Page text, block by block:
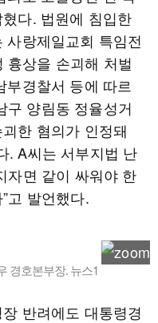
다. 법원에 침입한
랑제일교회 특임전
흉상을 손괴해 처벌
경찰서 등에 따르
구 양림동 정율성거
한 혐의가 인정돼
. A씨는 서부지법 난
자면 같이 싸워야 한
고 발언했다.
경호본부장. 뉴스1
반려에도 대통령경